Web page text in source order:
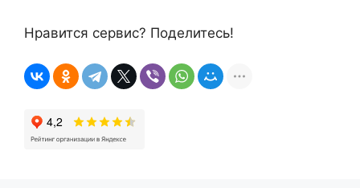
Нравится сервис? Поделитесь!